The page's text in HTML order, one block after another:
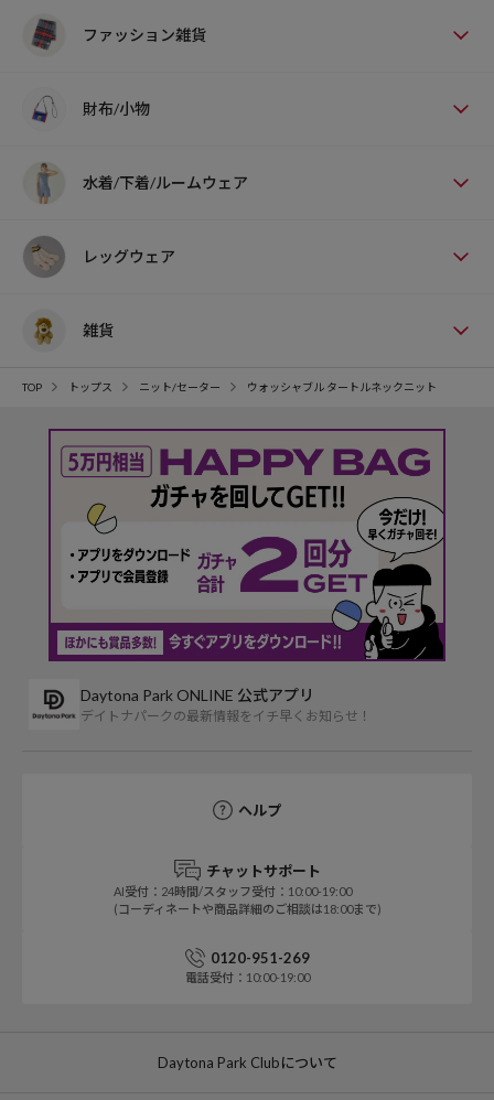
ファッション雑貨
財布/小物
水着/下着/ルームウェア
レッグウェア
雑貨
TOP トップス ニット/セーター ウォッシャブル タートルネックニット
Daytona Park ONLINE 公式アプリ
デイトナパークの最新情報をイチ早くお知らせ！
ヘルプ
チャットサポート
AI受付：24時間/スタッフ受付：10:00-19:00
(コーディネートや商品詳細のご相談は18:00まで)
0120-951-269
電話受付：10:00-19:00
Daytona Park Clubについて